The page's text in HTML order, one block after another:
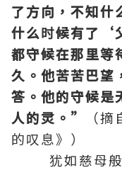
了方向，不知什
什么时候有了‘
都守候在那里等
久。他苦苦巴望
答。他的守候是
人的灵。”
（
的叹息》）
犹如慈母般